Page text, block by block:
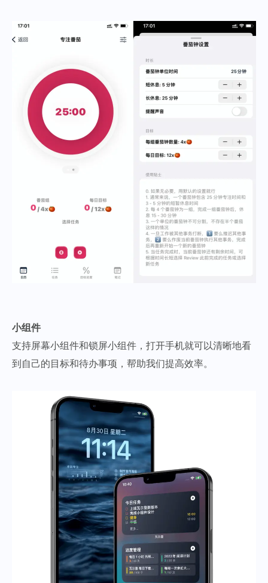
小组件
支持屏幕小组件和锁屏小组件，打开手机就可以清晰地看
到自己的目标和待办事项，帮助我们提高效率。